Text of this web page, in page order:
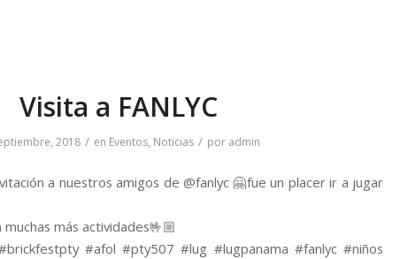
Visita a FANLYC
2018 / en Eventos, Noticias / por admin
a nuestros amigos de @fanlyc 🤗fue un placer ir a jugar
más actividades🤟🏼
#afol #pty507 #lug #lugpanama #fanlyc #niños